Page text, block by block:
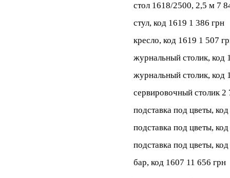
стол 1618/2500, 2,5 м 7
стул, код 1619 1 386 грн
кресло, код 1619 1 507
журнальный столик, код
журнальный столик, код
сервировочный столик 2
подставка под цветы,
подставка под цветы,
подставка под цветы,
бар, код 1607 11 656 грн